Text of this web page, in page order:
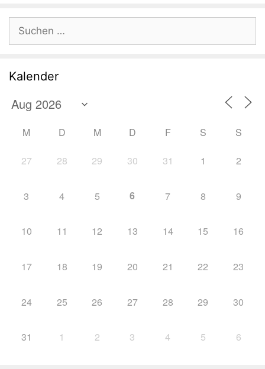
Suchen
nach:
Kalender
M D M D F S S
27 28 29 30 31 1 2
3 4 5 6 7 8 9
10 11 12 13 14 15 16
17 18 19 20 21 22 23
24 25 26 27 28 29 30
31 1 2 3 4 5 6